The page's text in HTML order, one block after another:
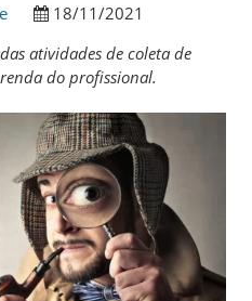
18/11/2021
atividades de coleta de
do profissional.